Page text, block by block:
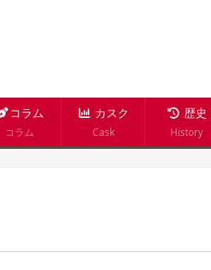
コラム
コラム
カスク
Cask
歴史
History